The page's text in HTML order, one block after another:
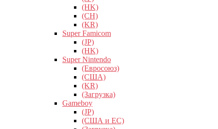
(HK)
(CH)
(KR)
Super Famicom
(JP)
(HK)
Super Nintendo
(Евросоюз)
(США)
(KR)
(Загрузка)
Gameboy
(JP)
(США и ЕС)